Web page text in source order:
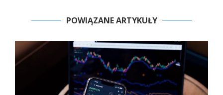
POWIĄZANE ARTYKUŁY